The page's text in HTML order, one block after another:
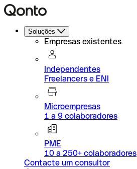
Soluções
Empresas existentes
Independentes
Freelancers e ENI
Microempresas
1 a 9 colaboradores
PME
10 a 250+ colaboradores
Contacte um consultor